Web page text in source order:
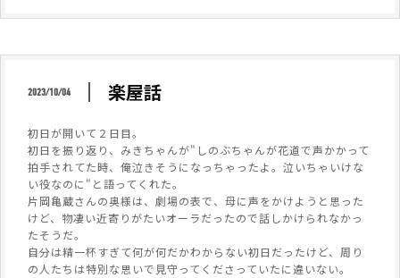
2023/10/04 楽屋話
初日が開いて２日目。
初日を振り返り、みきちゃんが"しのぶちゃんが花道で声かかって
拍手されてた時、俺泣きそうになっちゃったよ。泣いちゃいけな
い役なのに"と語ってくれた。
片岡亀蔵さんの奥様は、劇場の表で、母に声をかけようと思った
けど、物凄い近寄りがたいオーラだったので話しかけられなかっ
たそうだ。
自分は精一杯すぎて何が何だかわからない初日だったけど、周り
の人たちは特別な思いで見守ってくださっていたに違いない。